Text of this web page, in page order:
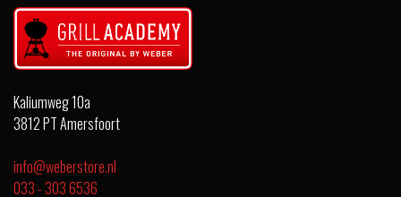
Kaliumweg 10a
3812 PT Amersfoort
info@weberstore.nl
033 - 303 6536